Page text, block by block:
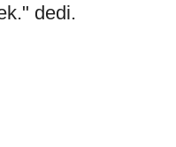
dedi.